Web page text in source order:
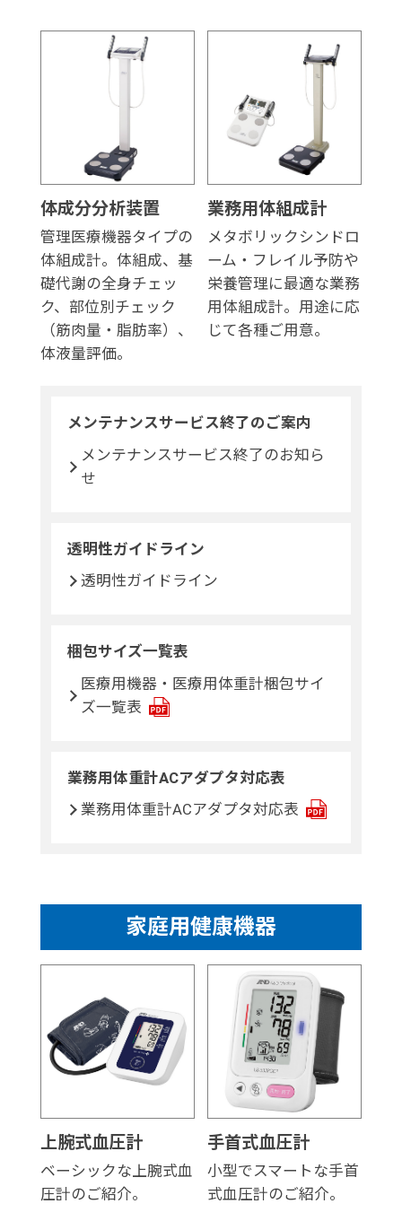
体成分分析装置
管理医療機器タイプの
体組成計。体組成、基
礎代謝の全身チェッ
ク、部位別チェック
（筋肉量・脂肪率）、
体液量評価。
業務用体組成計
メタボリックシンドロ
ーム・フレイル予防や
栄養管理に最適な業務
用体組成計。用途に応
じて各種ご用意。
メンテナンスサービス終了のご案内
メンテナンスサービス終了のお知ら
せ
透明性ガイドライン
透明性ガイドライン
梱包サイズ一覧表
医療用機器・医療用体重計梱包サイ
ズ一覧表
業務用体重計ACアダプタ対応表
業務用体重計ACアダプタ対応表
家庭用健康機器
上腕式血圧計
ベーシックな上腕式血
圧計のご紹介。
手首式血圧計
小型でスマートな手首
式血圧計のご紹介。